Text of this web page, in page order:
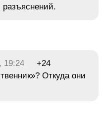
19:24
+24
Откуда они